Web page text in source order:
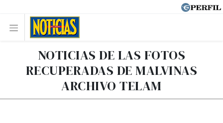
NOTICIAS DE LAS FOTOS
RECUPERADAS DE MALVINAS
ARCHIVO TELAM